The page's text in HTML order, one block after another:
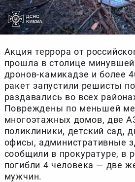
Акция террора от
прошла в столице
дронов-камикадзе и более
ракет запустили решисты
раздавались во всех
Повреждены по меньшей
многоэтажных домов, две
поликлиники, детский сад,
офисы, административные
сообщили в прокуратуре, в
погибли 4 человека — две
мужчин.